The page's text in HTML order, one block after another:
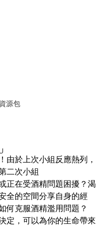
源包
由於上次小組反應熱列，
二次小組
正在受酒精問題困擾？渴
全的空間分享自身的經
何克服酒精濫用問題？
定，可以為你的生命帶來